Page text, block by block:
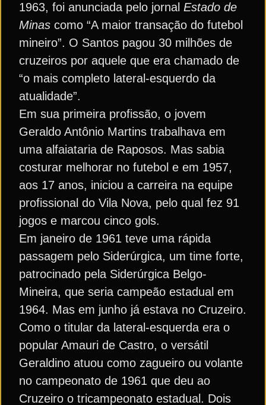
1963, foi anunciada pelo jornal Estado de
Minas como “A maior transação do futebol
mineiro”. O Santos pagou 30 milhões de
cruzeiros por aquele que era chamado de
“o mais completo lateral-esquerdo da
atualidade”.
Em sua primeira profissão, o jovem
Geraldo Antônio Martins trabalhava em
uma alfaiataria de Raposos. Mas sabia
costurar melhorar no futebol e em 1957,
aos 17 anos, iniciou a carreira na equipe
profissional do Vila Nova, pelo qual fez 91
jogos e marcou cinco gols.
Em janeiro de 1961 teve uma rápida
passagem pelo Siderúrgica, um time forte,
patrocinado pela Siderúrgica Belgo-
Mineira, que seria campeão estadual em
1964. Mas em junho já estava no Cruzeiro.
Como o titular da lateral-esquerda era o
popular Amauri de Castro, o versátil
Geraldino atuou como zagueiro ou volante
no campeonato de 1961 que deu ao
Cruzeiro o tricampeonato estadual. Dois